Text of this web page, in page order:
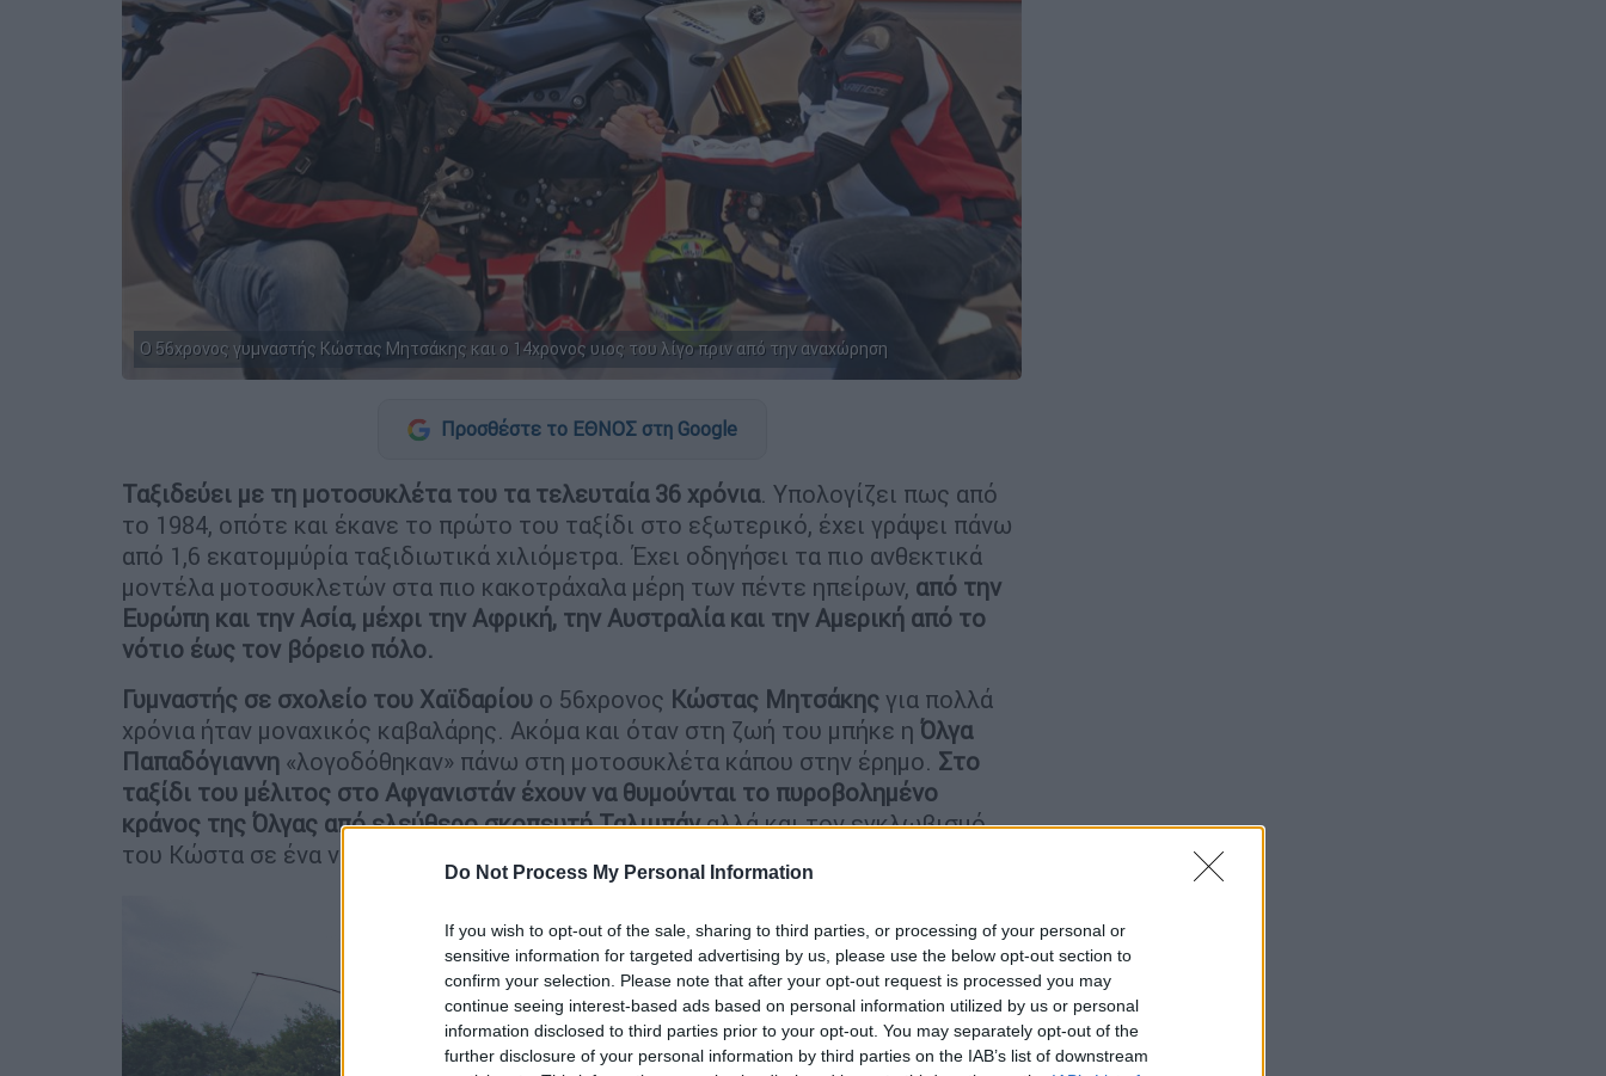
Do Not Process My Personal Information
If you wish to opt-out of the sale, sharing to third parties, or processing of your personal or
sensitive information for targeted advertising by us, please use the below opt-out section to
confirm your selection. Please note that after your opt-out request is processed you may
continue seeing interest-based ads based on personal information utilized by us or personal
information disclosed to third parties prior to your opt-out. You may separately opt-out of the
further disclosure of your personal information by third parties on the IAB’s list of downstream
O 56χρονος γυμναστής Κώστας Μητσάκης και ο 14χρονος υιος του λίγο πριν από την αναχώρηση
Προσθέστε το ΕΘΝΟΣ στη Google
Ταξιδεύει με τη μοτοσυκλέτα του τα τελευταία 36 χρόνια. Υπολογίζει πως από
το 1984, οπότε και έκανε το πρώτο του ταξίδι στο εξωτερικό, έχει γράψει πάνω
από 1,6 εκατομμύρία ταξιδιωτικά χιλιόμετρα. Έχει οδηγήσει τα πιο ανθεκτικά
μοντέλα μοτοσυκλετών στα πιο κακοτράχαλα μέρη των πέντε ηπείρων, από την
Ευρώπη και την Ασία, μέχρι την Αφρική, την Αυστραλία και την Αμερική από το
νότιο έως τον βόρειο πόλο.
Γυμναστής σε σχολείο του Χαϊδαρίου ο 56χρονος Κώστας Μητσάκης για πολλά
χρόνια ήταν μοναχικός καβαλάρης. Ακόμα και όταν στη ζωή του μπήκε η Όλγα
Παπαδόγιαννη «λογοδόθηκαν» πάνω στη μοτοσυκλέτα κάπου στην έρημο. Στο
ταξίδι του μέλιτος στο Αφγανιστάν έχουν να θυμούνται το πυροβολημένο
κράνος της Όλγας από ελεύθερο σκοπευτή Ταλιμπάναλλά και τον εγκλωβισμό
του Κώστα σε ένα ναρκοπέδιο.